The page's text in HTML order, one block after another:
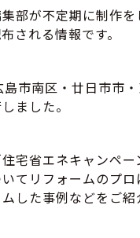
部が不定期に制作
される情報です。
市南区・廿日市市・
ました。
宅省エネキャンペ
てリフォームのプ
した事例などをご紹